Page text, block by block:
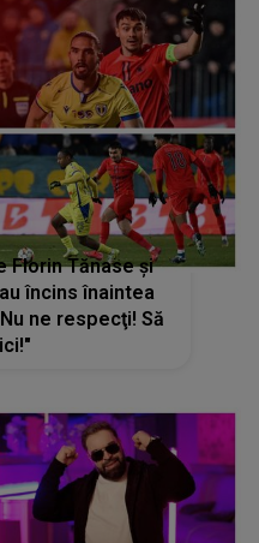
Florin Tănase și
încins înaintea
ne respecţi! Să